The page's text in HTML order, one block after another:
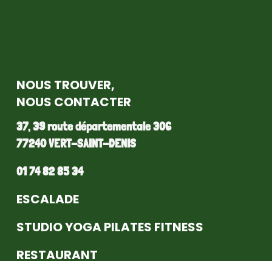
NOUS TROUVER,
NOUS CONTACTER
37, 39 route départementale 306
77240 VERT-SAINT-DENIS
01 74 82 85 34
ESCALADE
STUDIO YOGA PILATES FITNESS
RESTAURANT